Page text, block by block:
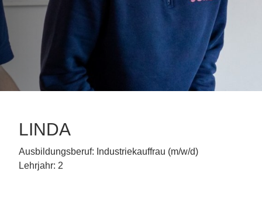
LINDA
Ausbildungsberuf: Industriekauffrau (m/w/d)
Lehrjahr: 2